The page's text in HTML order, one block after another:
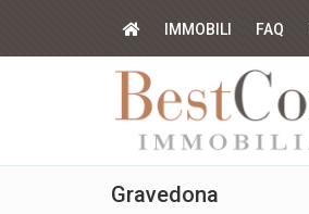
IMMOBILI FAQ
Gravedona